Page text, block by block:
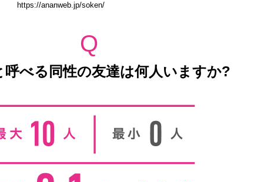
https://ananweb.jp/soken/
Q
呼べる同性の友達は何人いますか?